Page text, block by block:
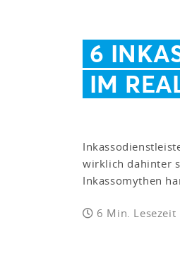
6
IM
wirklich dahinter
Inkassomythen
6 Min. Lesezeit